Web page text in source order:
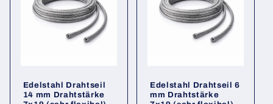
Edelstahl Drahtseil
14 mm Drahtstärke
Edelstahl Drahtseil 6
mm Drahtstärke